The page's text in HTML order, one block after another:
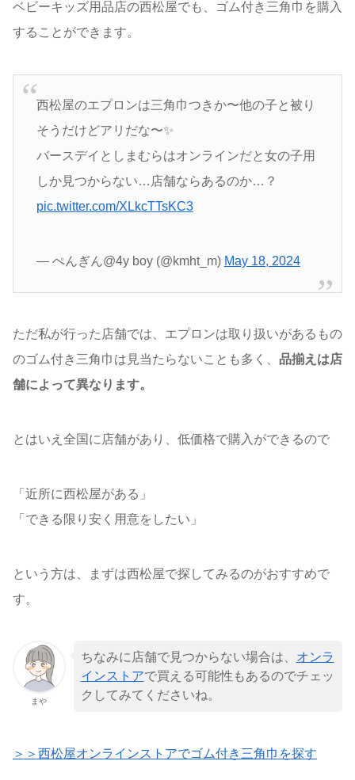
ベビーキッズ用品店の西松屋でも、ゴム付き三角巾を購入
することができます。
西松屋のエプロンは三角巾つきか〜他の子と被り
そうだけどアリだな〜✨
バースデイとしまむらはオンラインだと女の子用
しか見つからない…店舗ならあるのか…？
pic.twitter.com/XLkcTTsKC3
— ぺんぎん@4y boy (@kmht_m) May 18, 2024
ただ私が行った店舗では、エプロンは取り扱いがあるもの
のゴム付き三角巾は見当たらないことも多く、 品揃えは店
舗によって異なります。
とはいえ全国に店舗があり、低価格で購入ができるので
「近所に西松屋がある」
「できる限り安く用意をしたい」
という方は、まずは西松屋で探してみるのがおすすめで
す。
まや
ちなみに店舗で見つからない場合は、 オンラ
インストアで買える可能性もあるのでチェッ
クしてみてくださいね。
＞＞西松屋オンラインストアでゴム付き三角巾を探す